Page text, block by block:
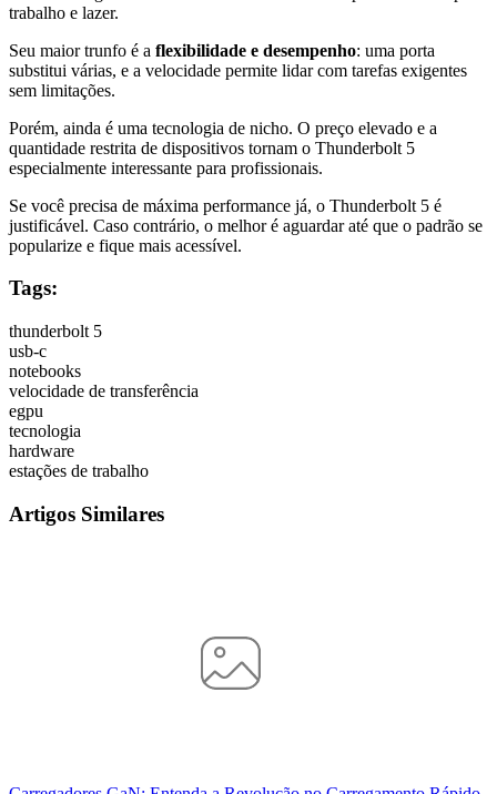
trabalho e lazer.
Seu maior trunfo é a flexibilidade e desempenho: uma porta
substitui várias, e a velocidade permite lidar com tarefas exigentes
sem limitações.
Porém, ainda é uma tecnologia de nicho. O preço elevado e a
quantidade restrita de dispositivos tornam o Thunderbolt 5
especialmente interessante para profissionais.
Se você precisa de máxima performance já, o Thunderbolt 5 é
justificável. Caso contrário, o melhor é aguardar até que o padrão se
popularize e fique mais acessível.
Tags:
thunderbolt 5
usb-c
notebooks
velocidade de transferência
egpu
tecnologia
hardware
estações de trabalho
Artigos Similares